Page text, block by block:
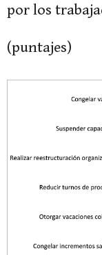
por los
(puntajes)